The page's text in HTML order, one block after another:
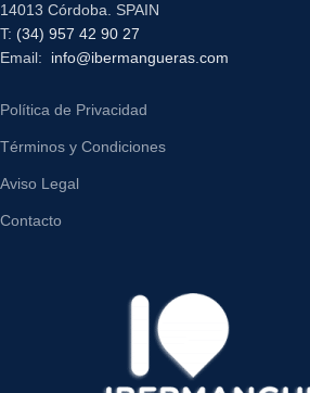
14013 Córdoba. SPAIN
T: (34) 957 42 90 27
Email: info@ibermangueras.com
Política de Privacidad
Términos y Condiciones
Aviso Legal
Contacto